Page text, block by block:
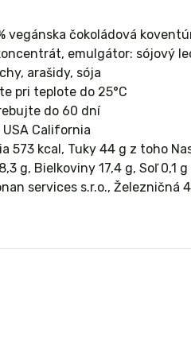
vegánska čokoládová
emulgátor: sójový
arašidy, sója
pri teplote do 25°C
do 60 dní
USA California
573 kcal, Tuky 44 g z toho
g, Bielkoviny 17,4 g, Soľ 0,1 g
services s.r.o., Železničná